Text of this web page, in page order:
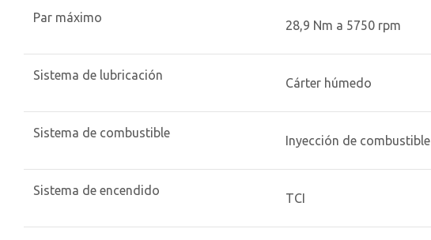
Par máximo
28,9 Nm a 5750 rpm
Sistema de lubricación
Cárter húmedo
Sistema de combustible
Inyección de combustible
Sistema de encendido
TCI